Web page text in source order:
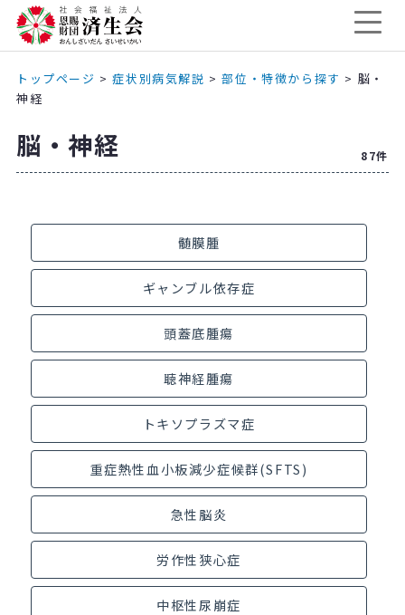
トップページ >症状別病気解説 >部位・特徴から探す > 脳・
神経
脳・神経 87件
髄膜腫
ギャンブル依存症
頭蓋底腫瘍
聴神経腫瘍
トキソプラズマ症
重症熱性血小板減少症候群(SFTS)
急性脳炎
労作性狭心症
中枢性尿崩症